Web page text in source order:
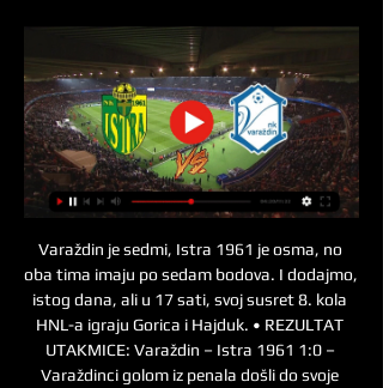
Varaždin je sedmi, Istra 1961 je osma, no
oba tima imaju po sedam bodova. I dodajmo,
istog dana, ali u 17 sati, svoj susret 8. kola
HNL-a igraju Gorica i Hajduk. • REZULTAT
UTAKMICE: Varaždin – Istra 1961 1:0 –
Varaždinci golom iz penala došli do svoje